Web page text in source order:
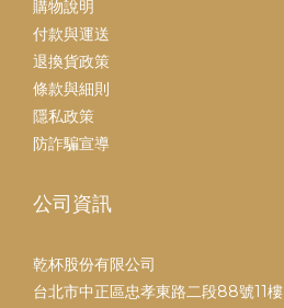
購物說明
付款與運送
退換貨政策
條款與細則
隱私政策
防詐騙宣導
公司資訊
乾杯股份有限公司
台北市中正區忠孝東路二段88號11樓